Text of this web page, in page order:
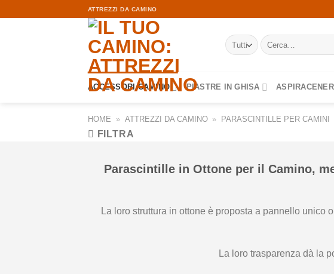
ATTREZZI DA CAMINO
Cerca:
ACCESSORI CAMINO PIASTRE IN GHISA
HOME » ATTREZZI DA CAMINO » PARASCINTILLE PER CAMINI
FILTRA
Parascintille in Ottone per il Camino,
La loro struttura in ottone è proposta a pannello unico
La loro trasparenza dà la